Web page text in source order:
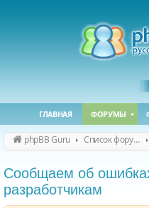
ГЛАВНАЯ ФОРУМЫ
phpBB Guru Список форумов
Сообщаем об
разработчикам